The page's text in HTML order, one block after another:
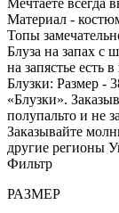
Материал -
Топы
Блуза на запах с
на запястье
Блузки: Размер -
«Блузки».
полупальто и не
Заказывайте
другие регионы
Фильтр
РАЗМЕР